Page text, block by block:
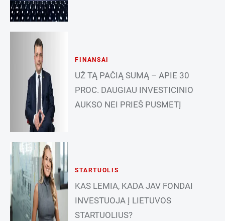
FINANSAI
UŽ TĄ PAČIĄ SUMĄ – APIE 30
PROC. DAUGIAU INVESTICINIO
AUKSO NEI PRIEŠ PUSMETĮ
STARTUOLIS
KAS LEMIA, KADA JAV FONDAI
INVESTUOJA Į LIETUVOS
STARTUOLIUS?